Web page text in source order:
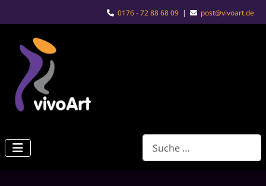
0176 - 72 88 68 09 | post@vivoart.de
Suchen